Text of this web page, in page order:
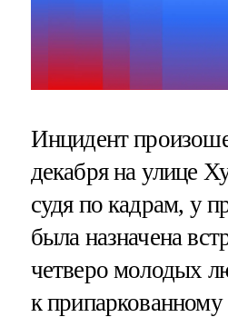
Инцидент
декабря на улице
судя по кадрам, у
была назначена
четверо молодых
к